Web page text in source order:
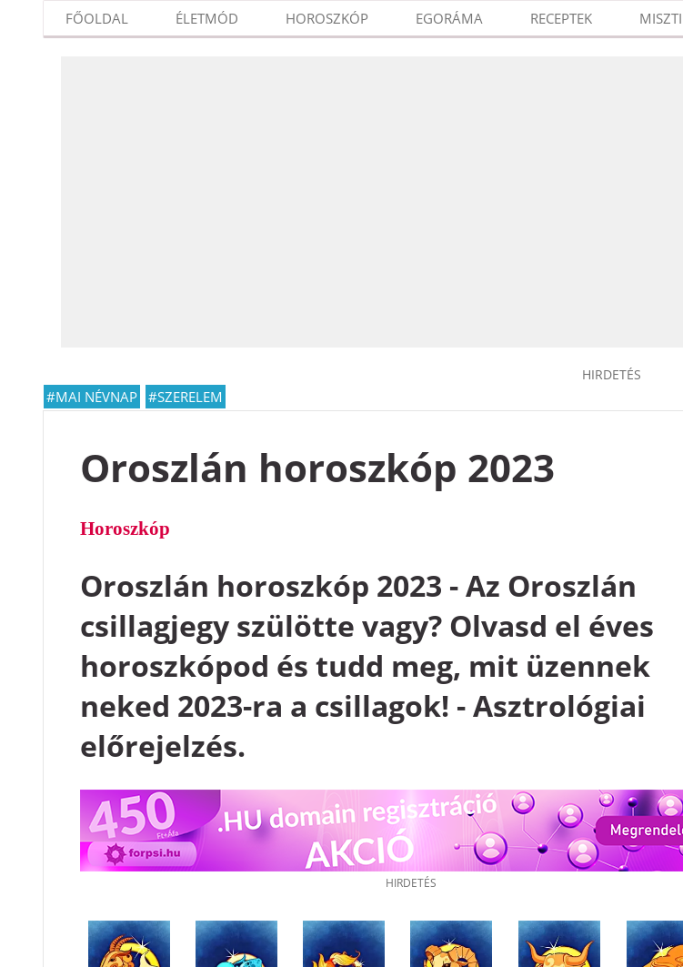
FŐOLDAL ÉLETMÓD HOROSZKÓP EGORÁMA RECEPTEK
HIRDETÉS
Oroszlán horoszkóp 2023
Horoszkóp
Oroszlán horoszkóp 2023 - Az Oroszlán
csillagjegy szülötte vagy? Olvasd el éves
horoszkópod és tudd meg, mit üzennek
neked 2023-ra a csillagok! - Asztrológiai
előrejelzés.